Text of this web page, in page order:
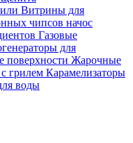
Витрины для
чипсов начос
Газовые
для
поверхности Жарочные
грилем Карамелизаторы
воды